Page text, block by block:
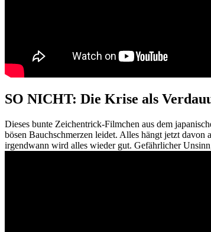
SO NICHT: Die Krise als
Dieses bunte Zeichentrick-Filmchen aus dem
bösen Bauchschmerzen leidet. Alles hängt jetzt
irgendwann wird alles wieder gut. Gefährlicher